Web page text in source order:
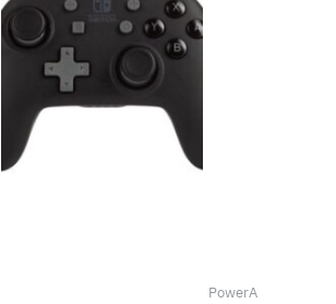
PowerA